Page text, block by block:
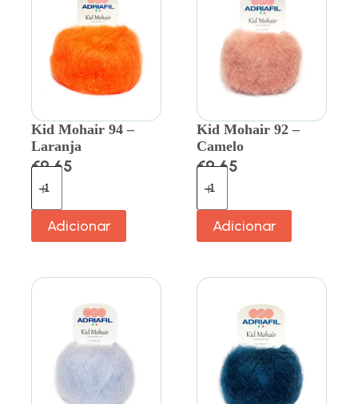
Kid Mohair 94 –
Laranja
€9.65
Adicionar
Kid Mohair 92 –
Camelo
€9.65
Adicionar